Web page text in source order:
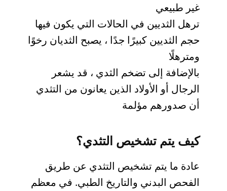
غير طبيعي
ترهل الثديين في الحالات التي يكون فيها
حجم الثديين كبيرًا جدًا ، يصبح الثديان رخوًا
ومترهلًا
بالإضافة إلى تضخم الثدي ، قد يشعر
الرجال أو الأولاد الذين يعانون من التثدي
أن صدورهم مؤلمة
كيف يتم تشخيص التثدي؟
عادة ما يتم تشخيص التثدي عن طريق
الفحص البدني والتاريخ الطبي. في معظم